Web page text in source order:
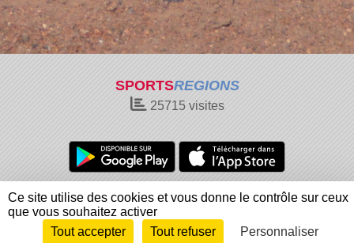
SPORTSREGIONS
25715visites
Charte cookies
Gestion des cookies
Informations légales
Signaler un contenu inapproprié
Envie de participer ?
Connexion
Ce site utilise des cookies et vous donne le contrôle sur ceux
que vous souhaitez activer
Tout accepter
Tout refuser Personnaliser